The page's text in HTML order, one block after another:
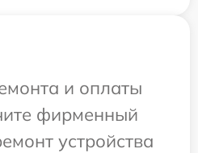
и оплаты
фирменный
устройства